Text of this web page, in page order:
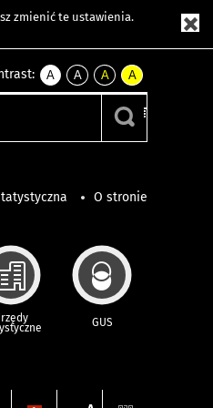
zmienić te ustawienia.
A
kontrast
A
kontrast
czarnym
A
kontrast
żółty
tekst
czarnym
A
kontrast
czarny
tekst
żółtym
O stronie
GUS